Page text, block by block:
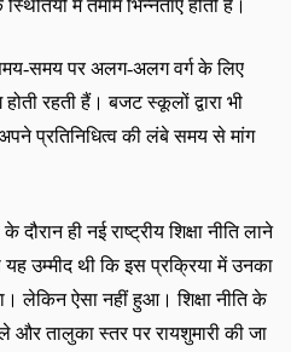
में तमाम भिन्नताएं होती हैं।
समय-समय पर अलग-अलग वर्ग के लिए
रहती हैं। बजट स्कूलों द्वारा भी
अपने प्रतिनिधित्व की लंबे समय से मांग
ही नई राष्ट्रीय शिक्षा नीति लाने
उम्मीद थी कि इस प्रक्रिया में उनका
लेकिन ऐसा नहीं हुआ। शिक्षा नीति के
तालुका स्तर पर रायशुमारी की जा